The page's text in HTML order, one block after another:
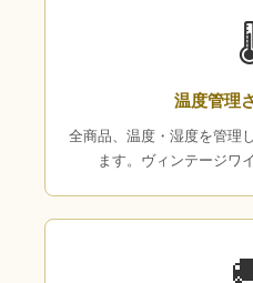
温度管理
全商品、温度・湿度を管理
ます。ヴィンテージワ